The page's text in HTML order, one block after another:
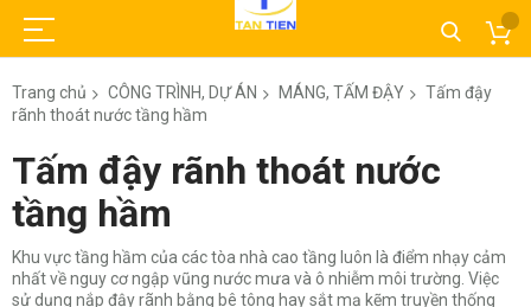
Trang chủ CÔNG TRÌNH, DỰ ÁN MÁNG, TẤM ĐẬY
Tấm đậy
rãnh thoát nước tầng hầm
Tấm đậy rãnh thoát nước
tầng hầm
Khu vực tầng hầm của các tòa nhà cao tầng luôn là điểm nhạy cảm
nhất về nguy cơ ngập vũng nước mưa và ô nhiễm môi trường. Việc
sử dụng nắp đậy rãnh bằng bê tông hay sắt mạ kẽm truyền thống